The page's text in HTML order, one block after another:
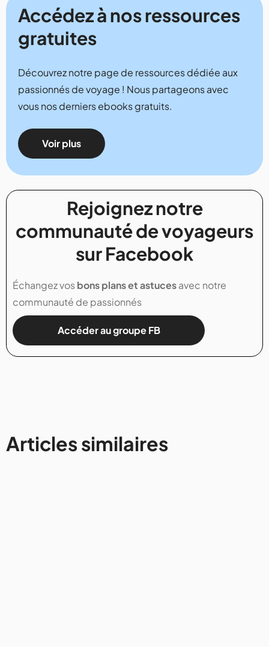
Accédez à nos ressources
gratuites
Découvrez notre page de ressources dédiée aux
passionnés de voyage ! Nous partageons avec
vous nos derniers ebooks gratuits.
Voir plus
Rejoignez notre
communauté de voyageurs
sur Facebook
Échangez vosbons plans et astucesavec notre
communauté de passionnés
Accéder au groupe FB
Articles similaires